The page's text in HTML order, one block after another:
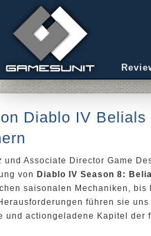
Diablo IV Belials
und Associate Director Game
von Diablo IV Season 8:
saisonalen Mechaniken, bis
führen sie
und actiongeladene Kapitel der